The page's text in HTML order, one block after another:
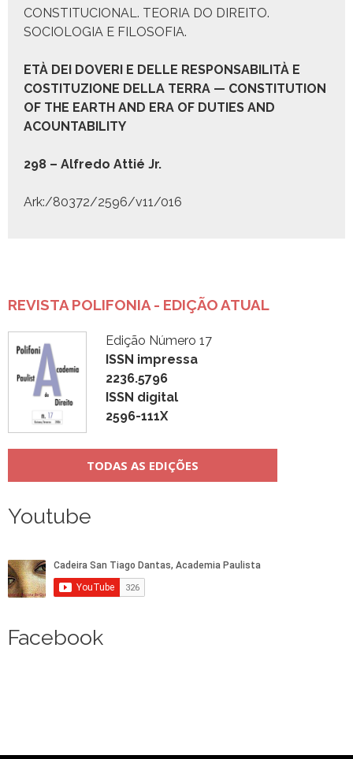
CONSTITUCIONAL. TEORIA DO DIREITO.
SOCIOLOGIA E FILOSOFIA.
ETÀ DEI DOVERI E DELLE RESPONSABILITÀ E
COSTITUZIONE DELLA TERRA — CONSTITUTION
OF THE EARTH AND ERA OF DUTIES AND
ACOUNTABILITY
298 – Alfre­do Attié Jr.
Ark:/80372/2596/v11/016
REVISTA POLIFONIA - EDIÇÃO ATUAL
Edição Número 17
ISSN impressa
2236.5796
ISSN digital
2596-111X
TODAS AS EDIÇÕES
Youtube
Facebook